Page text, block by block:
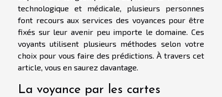
technologique et médicale, plusieurs personnes
font recours aux services des voyances pour être
fixés sur leur avenir peu importe le domaine. Ces
voyants utilisent plusieurs méthodes selon votre
choix pour vous faire des prédictions. À travers cet
article, vous en saurez davantage.
La voyance par les cartes